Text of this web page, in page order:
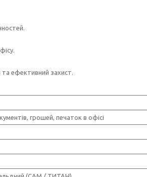
ефективний захист.
грошей, печаток в офісі